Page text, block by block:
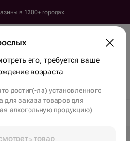
в 1300+ городах
Введите город, улицу и дом доставки
магазины
Бенто-торты Клубника в шоколаде
Цветы в Ереване
его, требуется ваше
возраста
достиг(-ла) установленного
для заказа товаров для
алкогольную продукцию)
товар